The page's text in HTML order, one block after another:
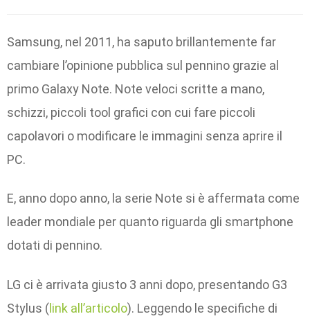
Samsung, nel 2011, ha saputo brillantemente far
cambiare l’opinione pubblica sul pennino grazie al
primo Galaxy Note. Note veloci scritte a mano,
schizzi, piccoli tool grafici con cui fare piccoli
capolavori o modificare le immagini senza aprire il
PC.
E, anno dopo anno, la serie Note si è affermata come
leader mondiale per quanto riguarda gli smartphone
dotati di pennino.
LG ci è arrivata giusto 3 anni dopo, presentando G3
Stylus (link all’articolo). Leggendo le specifiche di